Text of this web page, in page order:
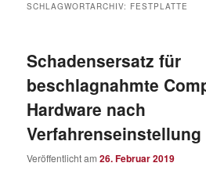
SCHLAGWORTARCHIV: FESTPLATTE
Schadensersatz für
beschlagnahmte
Hardware nach
Verfahrenseinstellung
Veröffentlicht am26. Februar 2019